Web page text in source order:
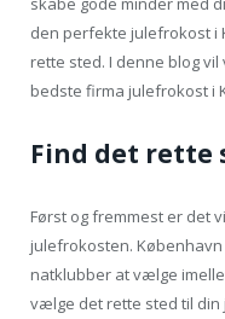
den perfekte julefrokost i
rette sted. I denne blog
bedste firma julefrokost i
Find det rette
Først og fremmest er det
julefrokosten.
natklubber at vælge
vælge det rette sted til